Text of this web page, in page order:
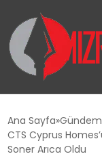
SIYASET
Ana Sayfa Gündem
CTS Cyprus
Soner Arıca Oldu